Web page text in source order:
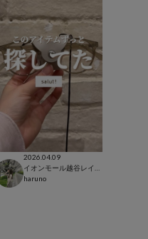
2026.04.09
haruno